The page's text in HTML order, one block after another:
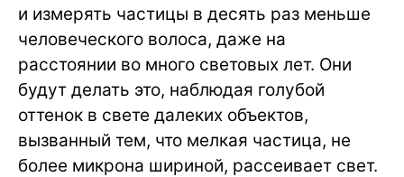
и измерять частицы в десять раз меньше
человеческого волоса, даже на
расстоянии во много световых лет. Они
будут делать это, наблюдая голубой
оттенок в свете далеких объектов,
вызванный тем, что мелкая частица, не
более микрона шириной, рассеивает свет.